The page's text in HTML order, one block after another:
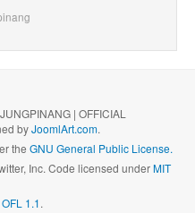
| OFFICIAL
byJoomlArt.com.
the GNU General Public License.
Inc. Code licensed underMIT
1.1.